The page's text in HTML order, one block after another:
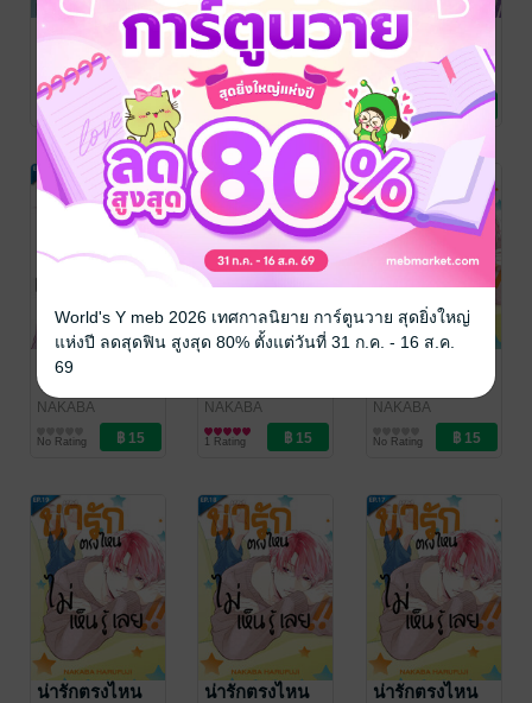
น่ารักตรงไหน
ไม่เห็นรู้เลย!!
ตอน 25
NAKABA
HARUFUJI
Bongkoch
Publishing
การ์ตูนรายตอน
No Rating
น่ารักตรงไหน
ไม่เห็นรู้เลย!!
ตอน 24
NAKABA
HARUFUJI/
Bongkoch
Publishing
การ์ตูนรายตอน
No Rating
น่ารักตรงไหน
ไม่เห็นรู้เลย!!
ตอน 23
NAKABA
HARUFUJI
Bongkoch
Publishing
การ์ตูนรายตอน
No Rating
น่ารักตรงไหน
ไม่เห็นรู้เลย!!
ตอน 22
NAKABA
HARUFUJI
Bongkoch
การ์ตูนรายตอน
No Rating
ตอน 21
NAKABA
HARUFUJI
Bongkoch
การ์ตูนรายตอน
1 Rating
ตอน 20 + ตอน
NAKABA
HARUFUJI
Bongkoch
การ์ตูนรายตอน
No Rating
น่ารักตรงไหน
น่ารักตรงไหน
น่ารักตรงไหน
World's Y meb 2026 เทศกาลนิยาย การ์ตูนวาย สุดยิ่งใหญ่
แห่งปี ลดสุดฟิน สูงสุด 80% ตั้งแต่วันที่ 31 ก.ค. - 16 ส.ค.
69